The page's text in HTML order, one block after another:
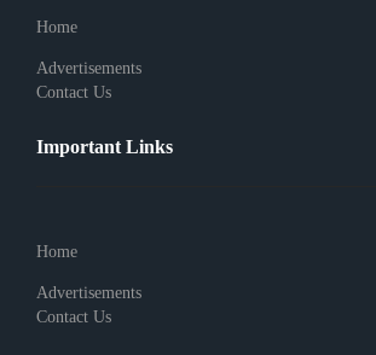
Home
Advertisements
Contact Us
Important Links
Home
Advertisements
Contact Us